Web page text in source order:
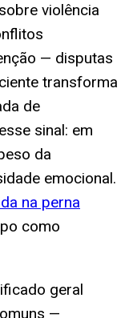
violência
— disputas
transforma
de
sinal: em
da
emocional.
na perna
como
geral
—